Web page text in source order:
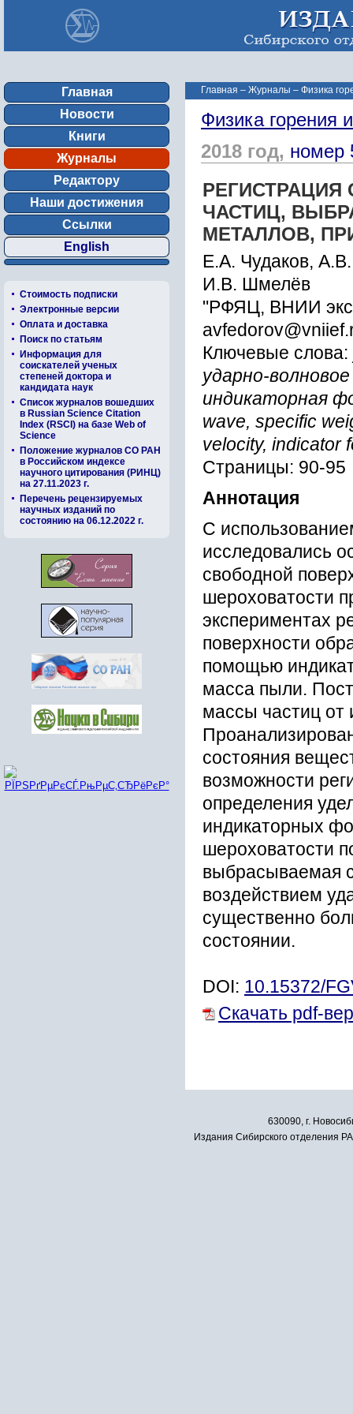
Главная
Новости
Книги
Журналы
Редактору
Наши достижения
Ссылки
English
Стоимость подписки
Электронные версии
Оплата и доставка
Поиск по статьям
Информация для
соискателей ученых
степеней доктора и
кандидата наук
Список журналов вошедших
в Russian Science Citation
Index (RSCI) на базе Web of
Science
Положение журналов СО РАН
в Российском индексе
научного цитирования (РИНЦ)
на 27.11.2023 г.
Перечень рецензируемых
научных изданий по
состоянию на 06.12.2022 г.
Главная – Журналы – Физика
Физика горения
2018 год, номер
ЧАСТИЦ,
МЕТАЛЛОВ,
Е.А. Чудаков,
И.В. Шмелёв
"РФЯЦ, ВНИИ
Ключевые слова:
ударно-
индикаторная
wave, specific
velocity, indicator
Страницы: 90-95
Аннотация
С
исследовались
свободной
шероховатости
экспериментах
поверхности
помощью
масса пыли.
массы частиц от
состояния
возможности
определения
индикаторных
шероховатости
выбрасываемая
воздействием
существенно
состоянии.
DOI: 10.15372/
Скачать pdf-
630090, г.
Издания Сибирского отделения